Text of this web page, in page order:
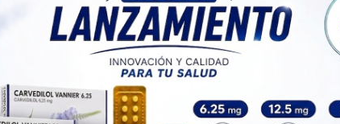
Producto importado.
Explorar más
Otros productos con
Otros productos deNestle